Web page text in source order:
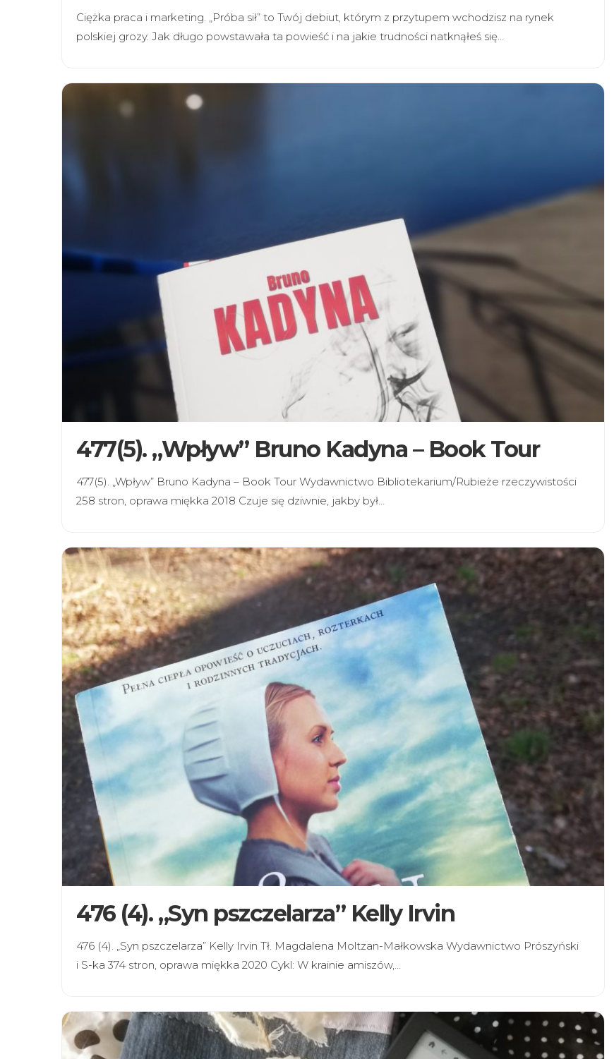
Ciężka praca i marketing. „Próba sił” to Twój debiut, którym z przytupem wchodzisz na rynek
polskiej grozy. Jak długo powstawała ta powieść i na jakie trudności natknąłeś się…
477(5). „Wpływ” Bruno Kadyna – Book Tour
477(5). „Wpływ” Bruno Kadyna – Book Tour Wydawnictwo Bibliotekarium/Rubieże rzeczywistości
258 stron, oprawa miękka 2018 Czuje się dziwnie, jakby był…
476 (4). „Syn pszczelarza” Kelly Irvin
476 (4). „Syn pszczelarza” Kelly Irvin Tł. Magdalena Moltzan-Małkowska Wydawnictwo Prószyński
i S-ka 374 stron, oprawa miękka 2020 Cykl: W krainie amiszów,…